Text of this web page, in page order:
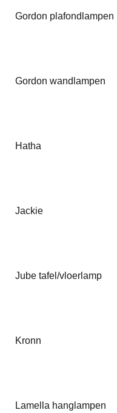
Gordon plafondlampen
Gordon wandlampen
Hatha
Jackie
Jube tafel/vloerlamp
Kronn
Lamella hanglampen